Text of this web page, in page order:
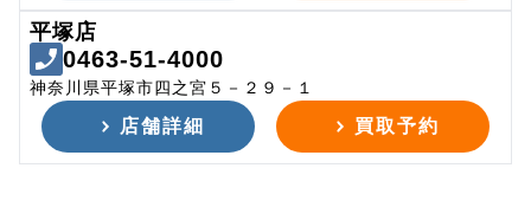
平塚店
0463-51-4000
神奈川県平塚市四之宮５－２９－１
店舗詳細 買取予約